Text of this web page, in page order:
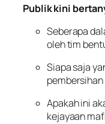
Publik kini
Seberapa
oleh tim
Siapa saja
pembersihan
Apakah ini
kejayaan